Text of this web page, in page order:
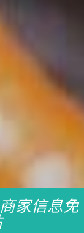
家信息免